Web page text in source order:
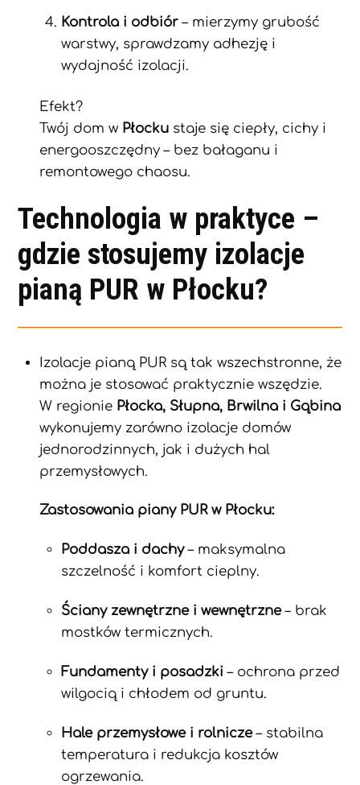
Kontrola i odbiór – mierzymy grubość
warstwy, sprawdzamy adhezję i
wydajność izolacji.
Efekt?
Twój dom w Płocku staje się ciepły, cichy i
energooszczędny – bez bałaganu i
remontowego chaosu.
Technologia w praktyce –
gdzie stosujemy izolacje
pianą PUR w Płocku?
Izolacje pianą PUR są tak wszechstronne, że
można je stosować praktycznie wszędzie.
W regionie Płocka, Słupna, Brwilna i Gąbina
wykonujemy zarówno izolacje domów
jednorodzinnych, jak i dużych hal
przemysłowych.
Zastosowania piany PUR w Płocku:
Poddasza i dachy– maksymalna
szczelność i komfort cieplny.
Ściany zewnętrzne i wewnętrzne– brak
mostków termicznych.
Fundamenty i posadzki – ochrona przed
wilgocią i chłodem od gruntu.
Hale przemysłowe i rolnicze– stabilna
temperatura i redukcja kosztów
ogrzewania.